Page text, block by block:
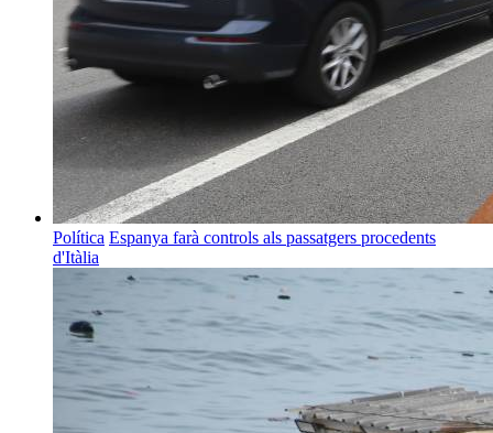
Política Espanya farà controls als passatgers procedents
d'Itàlia